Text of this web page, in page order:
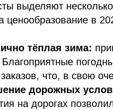
выделяют
ценообразование в
тёплая зима:
Благоприятные
что, в свою
дорожных
на дорогах